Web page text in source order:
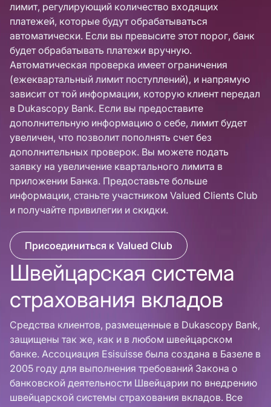
лимит, регулирующий количество входящих
платежей, которые будут обрабатываться
автоматически. Если вы превысите этот порог, банк
будет обрабатывать платежи вручную.
Автоматическая проверка имеет ограничения
(ежеквартальный лимит поступлений), и напрямую
зависит от той информации, которую клиент передал
в Dukascopy Bank. Если вы предоставите
дополнительную информацию о себе, лимит будет
увеличен, что позволит пополнять счет без
дополнительных проверок. Вы можете подать
заявку на увеличение квартального лимита в
приложении Банка. Предоставьте больше
информации, станьте участником Valued Clients Club
и получайте привилегии и скидки.
Присоединиться к Valued Club
Швейцарская система
страхования вкладов
Средства клиентов, размещенные в Dukascopy Bank,
защищены так же, как и в любом швейцарском
банке. Ассоциация Esisuisse была создана в Базеле в
2005 году для выполнения требований Закона о
банковской деятельности Швейцарии по внедрению
швейцарской системы страхования вкладов. Все